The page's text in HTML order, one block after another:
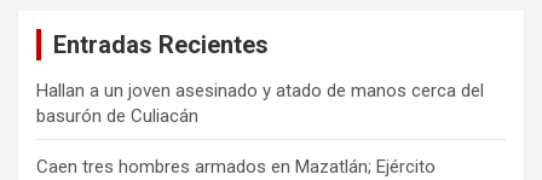
Entradas Recientes
Hallan a un joven asesinado y atado de manos cerca del
basurón de Culiacán
Caen tres hombres armados en Mazatlán; Ejército